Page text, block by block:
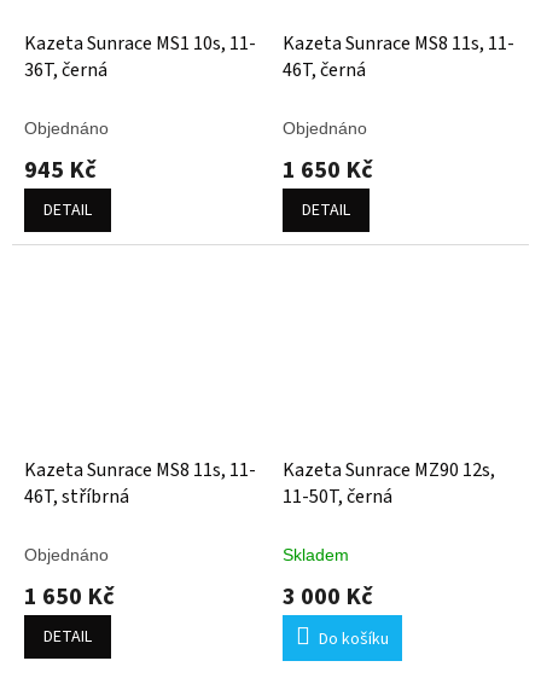
Kazeta Sunrace MS1 10s, 11-
36T, černá
Objednáno
945 Kč
DETAIL
Kazeta Sunrace MS8 11s, 11-
46T, černá
Objednáno
1 650 Kč
DETAIL
Kazeta Sunrace MS8 11s, 11-
46T, stříbrná
Objednáno
1 650 Kč
DETAIL
Kazeta Sunrace MZ90 12s,
11-50T, černá
Skladem
3 000 Kč
Do košíku